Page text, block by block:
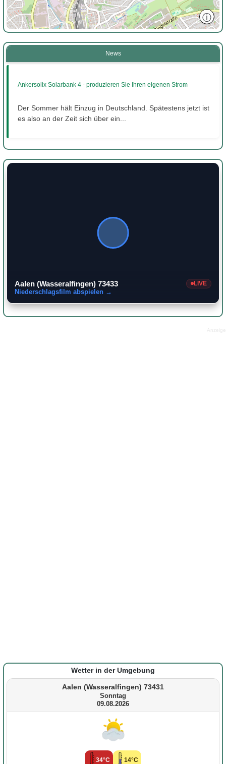
ⓘ
News
Ankersolix Solarbank 4 - produzieren Sie Ihren eigenen Strom
Der Sommer hält Einzug in Deutschland. Spätestens jetzt ist
es also an der Zeit sich über ein...
Aalen (Wasseralfingen) 73433 LIVE
Niederschlagsfilm abspielen →
Wetter in der Umgebung
Aalen (Wasseralfingen) 73431
Sonntag
09.08.2026
34°C 14°C